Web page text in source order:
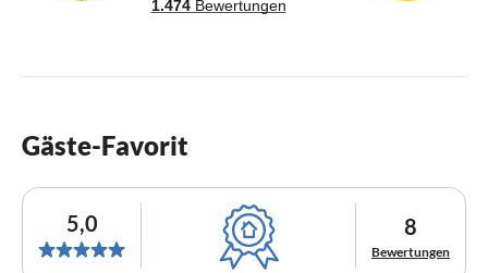
Gäste-Favorit
5,0 8
Bewertungen